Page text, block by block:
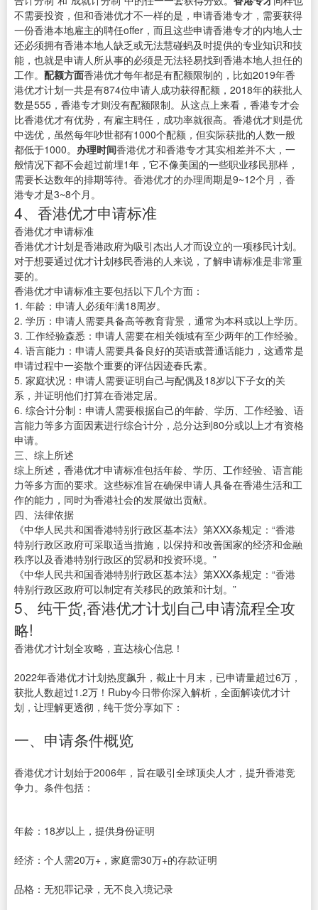
不需要投资，但和香港优才不一样的是，申请香港专才，需要获得
一份香港本地雇主的聘任offer，而且这些申请香港专才的内地人士
还必须拥有香港本地人缺乏或无法慧碰蚂及时提供的专业知识和技
能，也就是申请人所从事的必须是无法轻易找到香港本地人担任的
工作。 配额方面香港优才每年都是有配额限制的，比如2019年香
港优才计划一共是有874位申请人成功获得配额，2018年的获批人
数是555，香港专才则没有配额限制。从这点上来看，香港专才会
比香港优才有优势，有雇主聘任，成功率就很高。香港优才则是优
中选优，虽然每年吵世都有1000个配额，但实际获批的人数一般
都低于1000。 办理时间香港优才和香港专才其实相差并不大，一
般情况下都不会超过前埋1年，它不像美国的一些职业移民那样，
需要长达数年的排期等待。香港优才的办理周期是9~12个月，香
港专才是3~8个月。
4、香港优才申请标准
香港优才申请标准
香港优才计划是香港政府为吸引杰出人才而设立的一项移民计划。
对于想要通过优才计划移民香港的人来说，了解申请标准是非常重
要的。
香港优才申请标准主要包括以下几个方面：
1. 年龄：申请人必须年满18周岁。
2. 学历：申请人需要具备高等教育背景，通常为本科或以上学历。
3. 工作经验森悉：申请人需要在相关领域有至少两年的工作经验。
4. 语言能力：申请人需要具备良好的英语或普通话能力，这通常是
申请过程中一姿散个重要的评估因迹春氏素。
5. 家庭状况：申请人需要证明自己与配偶及18岁以下子女的关
系，并证明他们打算在香港定居。
6. 综合计分制：申请人需要根据自己的年龄、学历、工作经验、语
言能力等多方面因素进行综合计分，总分达到80分或以上才有资格
申请。
三、综上所述
综上所述，香港优才申请标准包括年龄、学历、工作经验、语言能
力等多方面的要求。这些标准旨在确保申请人具备在香港生活和工
作的能力，同时为香港社会的发展做出贡献。
四、法律依据
《中华人民共和国香港特别行政区基本法》第XXX条规定：“香港
特别行政区政府可采取适当措施，以保持和改善国家的经济和金融
秩序以及香港特别行政区的贸易和投资环境。”
《中华人民共和国香港特别行政区基本法》第XXX条规定：“香港
特别行政区政府可以制定有关移民的政策和计划。”
5、纯干货,香港优才计划自己申请流程全攻
略!
香港优才计划全攻略，直达核心信息！
2022年香港优才计划热度飙升，截止十月末，已申请量超过6万，
获批人数超过1.2万！Ruby今日带你深入解析，全面解读优才计
划，让理解更透彻，纯干货分享如下：
一、申请条件概览
香港优才计划始于2006年，旨在吸引全球顶尖人才，提升香港竞
争力。条件包括：
年龄：18岁以上，提供身份证明
经济：个人需20万+，家庭需30万+的存款证明
品格：无犯罪记录，无不良入境记录